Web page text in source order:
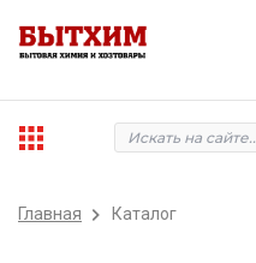
Главная Каталог